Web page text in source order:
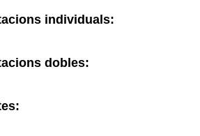
individuals:
dobles: